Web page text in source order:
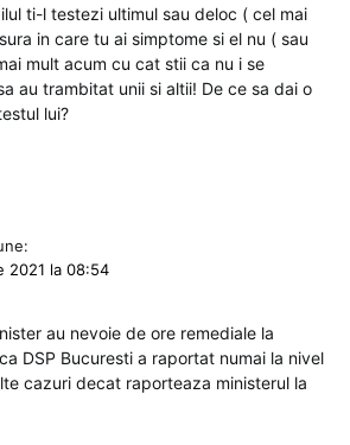
ti-l testezi ultimul sau deloc ( cel mai
in care tu ai simptome si el nu ( sau
mult acum cu cat stii ca nu i se
au trambitat unii si altii! De ce sa dai o
lui?
2021 la 08:54
au nevoie de ore remediale la
DSP Bucuresti a raportat numai la nivel
cazuri decat raporteaza ministerul la